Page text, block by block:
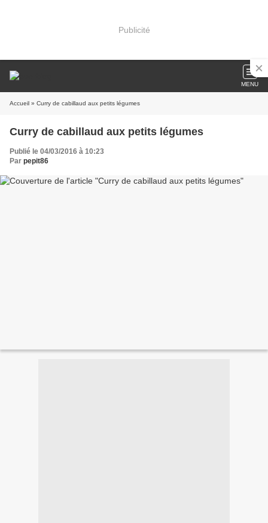
Publicité
MENU
Accueil » Curry de cabillaud aux petits légumes
Curry de cabillaud aux petits légumes
Publié le 04/03/2016 à 10:23
Par pepit86